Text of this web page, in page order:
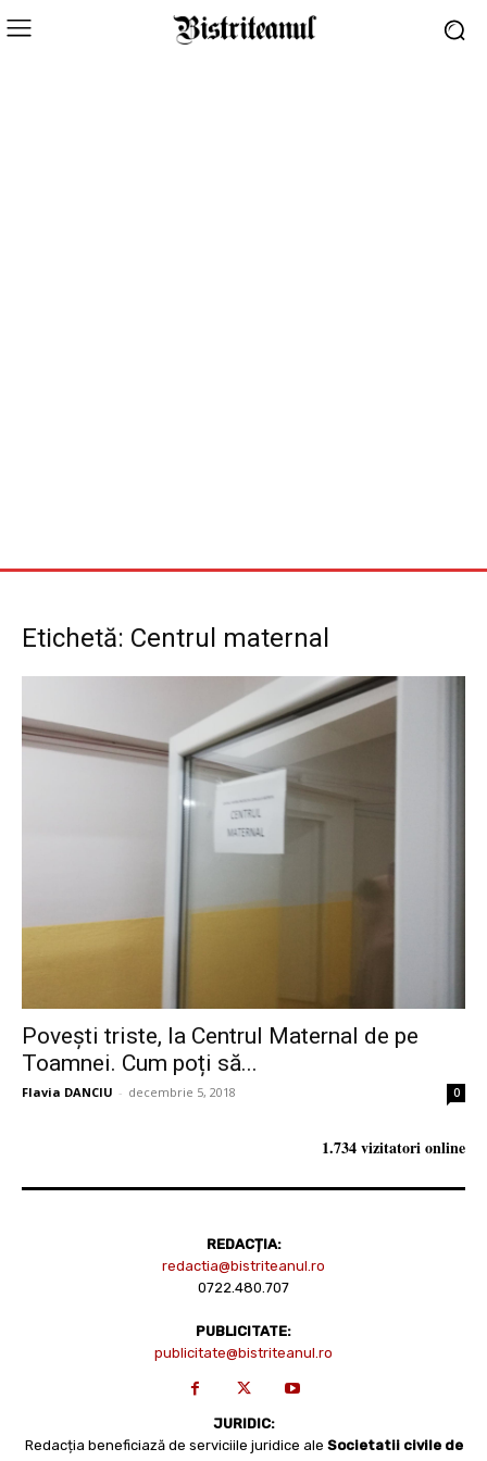
Etichetă: Centrul maternal
Povești triste, la Centrul Maternal de pe
Toamnei. Cum poți să...
Flavia DANCIU - decembrie 5, 2018 0
1.734 vizitatori online
REDACȚIA:
redactia@bistriteanul.ro
0722.480.707
PUBLICITATE:
publicitate@bistriteanul.ro
JURIDIC:
Redacția beneficiază de serviciile juridice ale Societatii civile de